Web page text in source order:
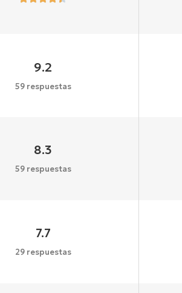
9.2
59 respuestas
8.3
59 respuestas
7.7
29 respuestas